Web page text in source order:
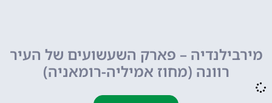
מירבילנדיה – פארק השעשועים של העיר
רוונה (מחוז אמיליה-רומאניה)